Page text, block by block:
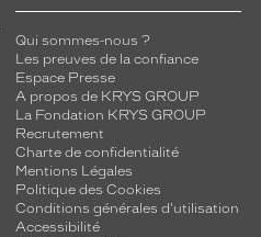
Qui sommes-nous ?
Les preuves de la confiance
Espace Presse
A propos de KRYS GROUP
La Fondation KRYS GROUP
Recrutement
Charte de confidentialité
Mentions Légales
Politique des Cookies
Conditions générales d'utilisation
Accessibilité